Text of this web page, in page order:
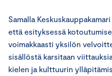
Samalla
että esityksessä
voimakkaasti yksilön
sisällöstä karsitaan
kielen ja kulttuurin